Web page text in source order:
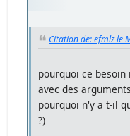
Citation de: efmlz le
pourquoi ce
avec des
pourquoi n'y a t-il
?)